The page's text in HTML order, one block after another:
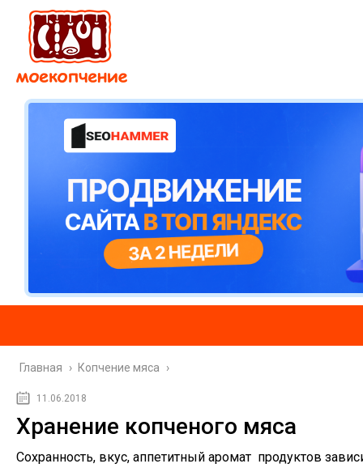
Главная › Копчение мяса ›
11.06.2018
Хранение копченого мяса
Сохранность, вкус, аппетитный аромат продуктов